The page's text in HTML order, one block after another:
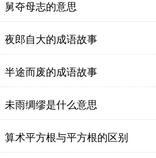
舅夺母志的意思
夜郎自大的成语故事
半途而废的成语故事
未雨绸缪是什么意思
算术平方根与平方根的区别